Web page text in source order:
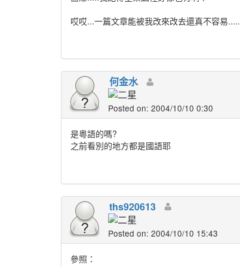
哎哎...一篇文章能被我改來改去還真不容易.....
何金水
Posted on: 2004/10/10 0:30
是粵語的嗎?
之前看別的地方都是國語耶
ths920613
Posted on: 2004/10/10 15:43
參照：